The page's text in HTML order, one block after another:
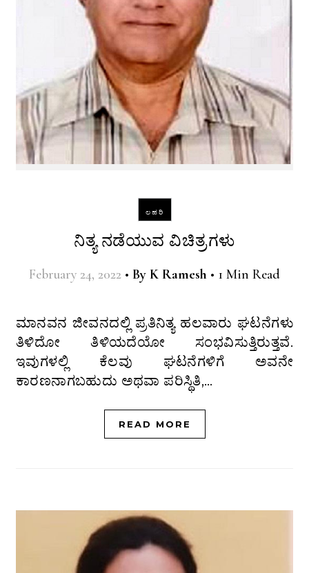
ಲಹರಿ
ನಿತ್ಯ ನಡೆಯುವ ವಿಚಿತ್ರಗಳು
February 24, 2022 • By K Ramesh • 1 Min Read
ಮಾನವನ ಜೀವನದಲ್ಲಿ ಪ್ರತಿನಿತ್ಯ ಹಲವಾರು ಘಟನೆಗಳು
ತಿಳಿದೋ ತಿಳಿಯದೆಯೋ ಸಂಭವಿಸುತ್ತಿರುತ್ತವೆ.
ಇವುಗಳಲ್ಲಿ ಕೆಲವು ಘಟನೆಗಳಿಗೆ ಅವನೇ
ಕಾರಣನಾಗಬಹುದು ಅಥವಾ ಪರಿಸ್ಥಿತಿ,…
READ MORE